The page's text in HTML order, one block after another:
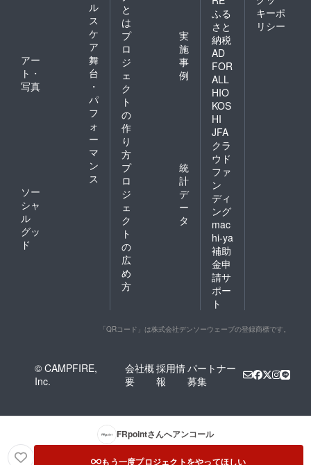
ル
ス
ケ
ア
アー
ト・
写真
舞
台
・
パ
フ
ォ
ー
マ
ン
ス
ソー
シャ
ル
グッ
ド
と
は
プ
ロ
ジ
ェ
ク
ト
の
作
り
方
実
施
事
例
プ
ロ
ジ
ェ
ク
ト
の
広
め
方
統
計
デ
ー
タ
ふる
さと
納税
AD
FOR
ALL
HIO
KOS
HI
JFA
クラ
ウド
ファ
ン
ディ
ング
mac
hi-ya
補助
金申
請サ
ポー
ト
キーポ
リシー
「QRコード」は株式会社デンソーウェーブの登録商標です。
© CAMPFIRE,
Inc.
会社概
要
採用情
報
パートナー
募集
FRpointさんへアンコール
もう一度プロジェクトをやってほしい